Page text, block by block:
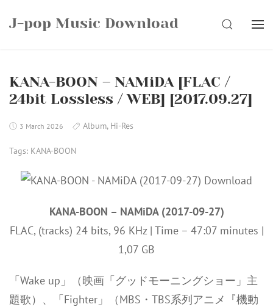
J-pop Music Download SEARCH
KANA-BOON – NAMiDA [FLAC /
24bit Lossless / WEB] [2017.09.27]
3 March 2026 Album, Hi-Res
Tags: KANA-BOON
KANA-BOON – NAMiDA (2017-09-27)
FLAC, (tracks) 24 bits, 96 KHz | Time – 47:07 minutes |
1,07 GB
「Wake up」（映画「グッドモーニングショー」主
題歌）、「Fighter」（MBS・TBS系列アニメ『機動